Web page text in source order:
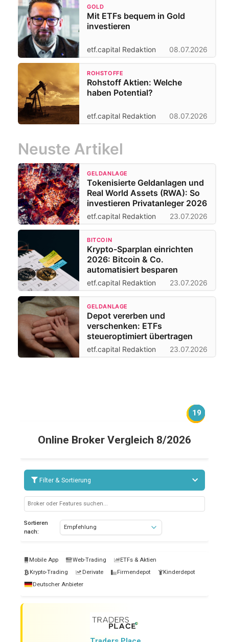
GOLD
Mit ETFs bequem in Gold
investieren
etf.capital Redaktion 08.07.2026
ROHSTOFFE
Rohstoff Aktien: Welche
haben Potential?
etf.capital Redaktion 08.07.2026
Neuste Artikel
GELDANLAGE
Tokenisierte Geldanlagen und
Real World Assets (RWA): So
investieren Privatanleger 2026
etf.capital Redaktion 23.07.2026
BITCOIN
Krypto-Sparplan einrichten
2026: Bitcoin & Co.
automatisiert besparen
etf.capital Redaktion 23.07.2026
GELDANLAGE
Depot vererben und
verschenken: ETFs
steueroptimiert übertragen
etf.capital Redaktion 23.07.2026